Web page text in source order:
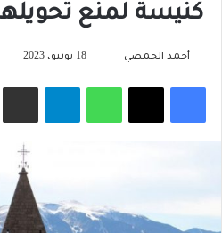
كنيسة لمنع
أحمد الحمصي 18 يونيو، 2023
فيسبوك‫X واتساب تيلقرام